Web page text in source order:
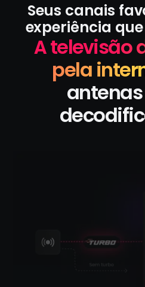
Seus canais
experiência
A televisão
pela